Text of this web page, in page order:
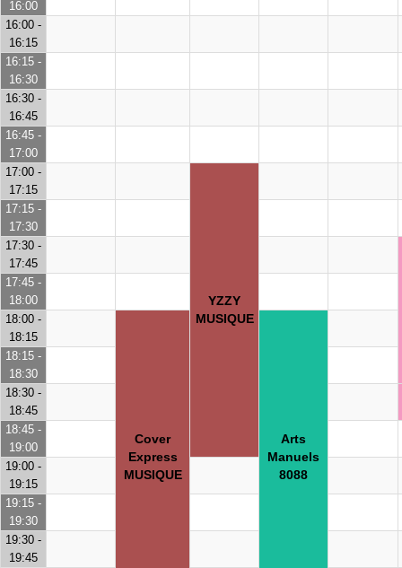
16:00
16:00 -
16:15
16:15 -
16:30
16:30 -
16:45
16:45 -
17:00
17:00 -
17:15
YZZY
MUSIQUE
17:15 -
17:30
17:30 -
17:45
17:45 -
18:00
18:00 -
18:15
Cover
Express
MUSIQUE
Arts
Manuels
8088
18:15 -
18:30
18:30 -
18:45
18:45 -
19:00
19:00 -
19:15
19:15 -
19:30
19:30 -
19:45